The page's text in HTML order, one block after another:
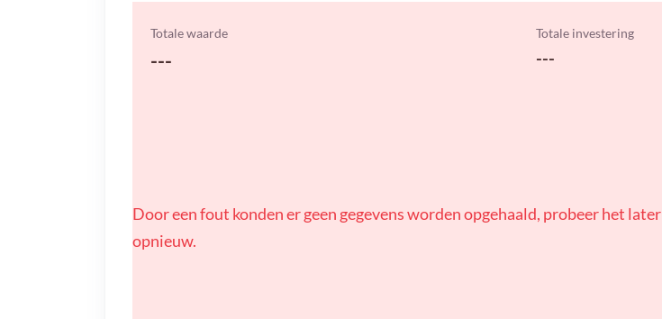
Totale waarde
---
Totale investering
---
Door een fout konden er geen gegevens worden opgehaald, probeer het later
opnieuw.